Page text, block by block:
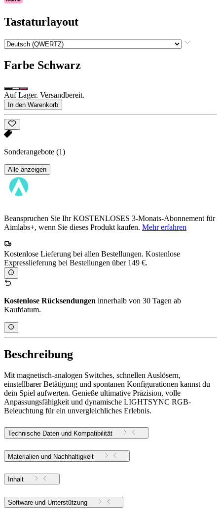
Tastaturlayout
Farbe Schwarz
Auf Lager. Versandbereit.
In den Warenkorb
Sonderangebote (1)
Alle anzeigen
Beanspruchen Sie Ihr KOSTENLOSES 3-Monats-Abonnement für
Aimlabs+, wenn Sie dieses Produkt kaufen. Mehr erfahren
Kostenlose Lieferung bei allen Bestellungen. Kostenlose
Expresslieferung bei Bestellungen über 149 €.
Kostenlose Rücksendungen innerhalb von 30 Tagen ab
Kaufdatum.
Beschreibung
Mit magnetisch-analogen Switches, schnellen Auslösern,
einstellbarer Betätigung und spontanen Konfigurationen kannst du
dein Spiel aufwerten. Genieße ultimative Präzision, volle
Anpassungsfähigkeit und dynamische LIGHTSYNC RGB-
Beleuchtung für ein unvergleichliches Erlebnis.
Technische Daten und Kompatibilität
Materialien und Nachhaltigkeit
Inhalt
Software und Unterstützung